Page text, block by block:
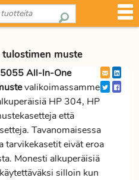
muste
5055 All-ln-One
valikoimassamme
HP 304, HP
että
Tavanomaisessa
eivät eroa
Monesti alkuperäisiä
silloin kun